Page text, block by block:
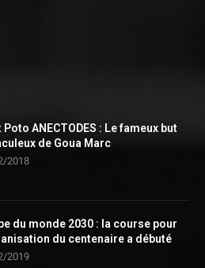
Poto ANECTODES : Le fameux but
de Goua Marc
2018
du monde 2030 : la course pour
du centenaire a débuté
2019